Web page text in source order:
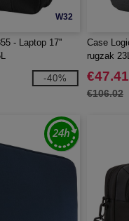
W32
- Laptop 17''
-40%
Case
rugzak
€47.41
€106.02